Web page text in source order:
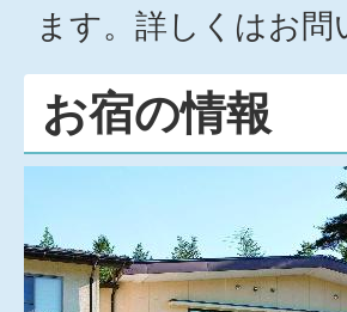
ます。詳しくはお
お宿の情報